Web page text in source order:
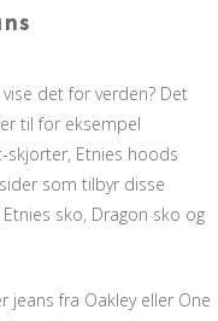
CONTENT
det for verden? Det
til for eksempel
Etnies hoods
som tilbyr disse
sko, Dragon sko og
jeans fra Oakley eller One